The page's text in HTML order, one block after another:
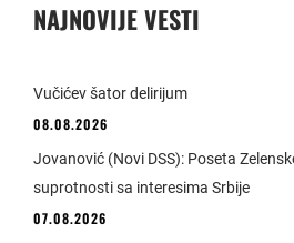
NAJNOVIJE VESTI
Vučićev šator delirijum
08.08.2026
Jovanović (Novi DSS): Poseta
suprotnosti sa interesima Srbije
07.08.2026